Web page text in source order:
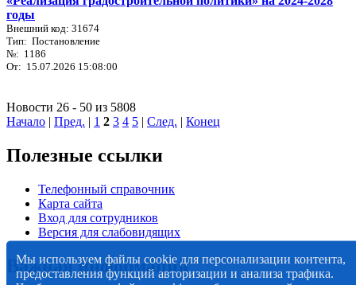
годы
Внешний код: 31674
Тип: Постановление
№: 1186
От: 15.07.2026 15:08:00
Новости 26 - 50 из 5808
Начало | Пред. | 1 2 3 4 5 | След. | Конец
Полезные ссылки
Телефонный справочник
Карта сайта
Вход для сотрудников
Версия для слабовидящих
Важная информация
Мы используем файлы cookie для персонализации контента,
предоставления функций авторизации и анализа трафика.